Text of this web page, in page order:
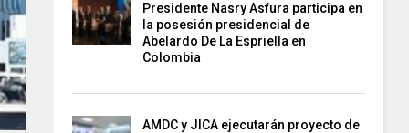
Presidente Nasry Asfura participa en
la posesión presidencial de
Abelardo De La Espriella en
Colombia
AMDC y JICA ejecutarán proyecto de